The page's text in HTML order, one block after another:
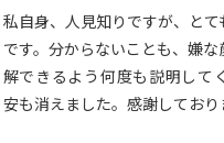
私自身、人見知りですが、と
です。分からないことも、嫌
解できるよう何度も説明して
安も消えました。感謝しており